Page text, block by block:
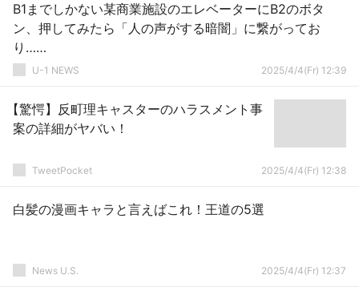
B1までしかない某商業施設のエレベーターにB2のボタ
ン、押してみたら「人の声がする暗闇」に繋がってお
り……
U-1 NEWS 2025/4/4(Fr) 12:39
【驚愕】反町理キャスターのハラスメント事
案の詳細がヤバい！
TweetPocket 2025/4/4(Fr) 12:38
白髪の漫画キャラと言えばこれ！王道の5選
News U.S. 2025/4/4(Fr) 12:37